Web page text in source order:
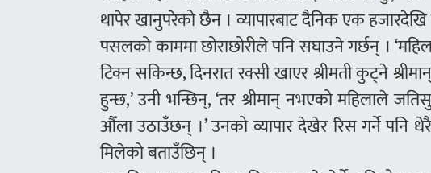
थापेर खानुपरेको छैन । व्यापारबाट दैनिक एक
पसलको काममा छोराछोरीले पनि सघाउने गर्छन् ।
टिक्न सकिन्छ, दिनरात रक्सी खाएर श्रीमती कुट्ने
हुन्छ,’ उनी भन्छिन्, ‘तर श्रीमान् नभएको महिलाले
औँला उठाउँछन् ।’ उनको व्यापार देखेर रिस गर्ने
मिलेको बताउँछिन् ।